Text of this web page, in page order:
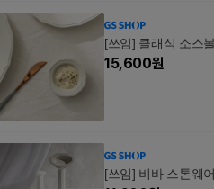
[쓰임] 클래식 소스
15,600원
[쓰임] 비바 스톤웨